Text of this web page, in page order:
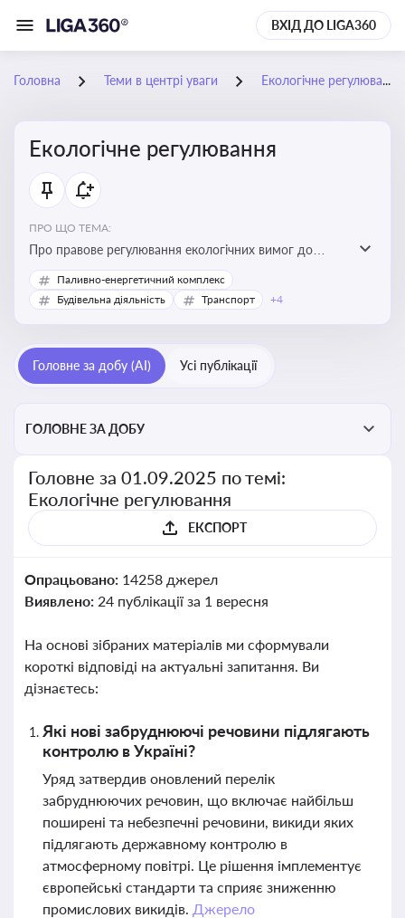
ВХІД ДО LIGA360
Головна Теми в центрі уваги Екологічне регулювання
Екологічне регулювання
ПРО ЩО ТЕМА:
Про правове регулювання екологічних вимог до
виробництв, включно з дозволами, перевірками,
стандартами викидів і гармонізацією з
Паливно-енергетичний комплекс
Будівельна діяльність
Транспорт +4
Головне за добу (AI) Усі публікації
ГОЛОВНЕ ЗА ДОБУ
Головне за 01.09.2025 по темі:
Екологічне регулювання
ЕКСПОРТ
Опрацьовано: 14258 джерел
Виявлено: 24 публікації за 1 вересня
На основі зібраних матеріалів ми сформували
короткі відповіді на актуальні запитання. Ви
дізнаєтесь:
Які нові забруднюючі речовини підлягають
контролю в Україні?
Уряд затвердив оновлений перелік
забруднюючих речовин, що включає найбільш
поширені та небезпечні речовини, викиди яких
підлягають державному контролю в
атмосферному повітрі. Це рішення імплементує
європейські стандарти та сприяє зниженню
промислових викидів. Джерело